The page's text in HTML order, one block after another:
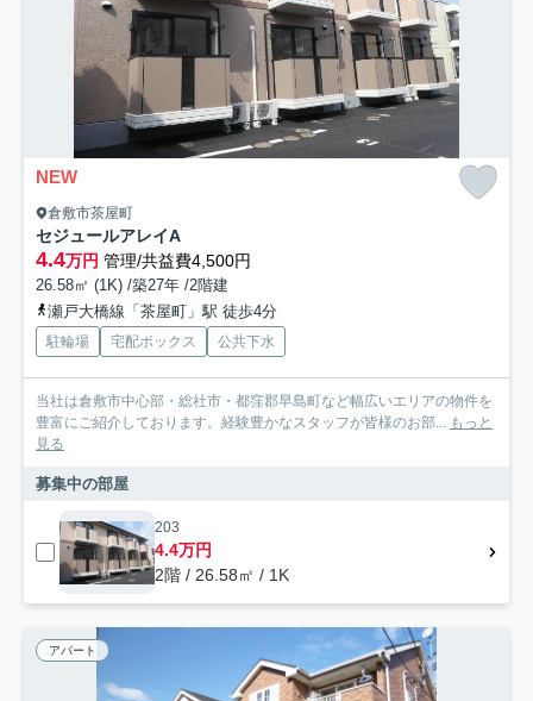
NEW
倉敷市茶屋町
セジュールアレイA
4.4万円 管理/共益費4,500円
26.58㎡ (1K) /築27年 /2階建
瀬戸大橋線「茶屋町」駅 徒歩4分
駐輪場 宅配ボックス 公共下水
当社は倉敷市中心部・総社市・都窪郡早島町など幅広いエリアの物件を
豊富にご紹介しております。経験豊かなスタッフが皆様のお部... もっと
見る
募集中の部屋
203
4.4万円
2階 / 26.58㎡ / 1K
アパート